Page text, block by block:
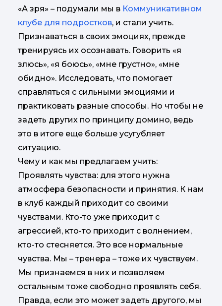
«А зря» – подумали мы в Коммуникативном
клубе для подростков, и стали учить.
Признаваться в своих эмоциях, прежде
тренируясь их осознавать. Говорить «я
злюсь», «я боюсь», «мне грустно», «мне
обидно». Исследовать, что помогает
справляться с сильными эмоциями и
практиковать разные способы. Но чтобы не
задеть других по принципу домино, ведь
это в итоге еще больше усугубляет
ситуацию.
Чему и как мы предлагаем учить:
Проявлять чувства: для этого нужна
атмосфера безопасности и принятия. К нам
в клуб каждый приходит со своими
чувствами. Кто-то уже приходит с
агрессией, кто-то приходит с волнением,
кто-то стесняется. Это все нормальные
чувства. Мы – тренера – тоже их чувствуем.
Мы признаемся в них и позволяем
остальным тоже свободно проявлять себя.
Правда, если это может задеть другого, мы